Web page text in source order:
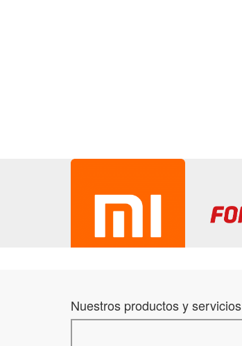
Nuestros productos y servicios